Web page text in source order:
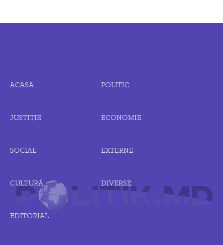
ACASA POLITIC
JUSTIȚIE ECONOMIE
SOCIAL EXTERNE
CULTURĂ DIVERSE
EDITORIAL